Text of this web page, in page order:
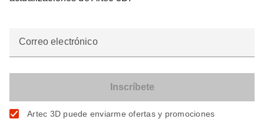
Correo electrónico
Artec 3D puede enviarme ofertas y promociones